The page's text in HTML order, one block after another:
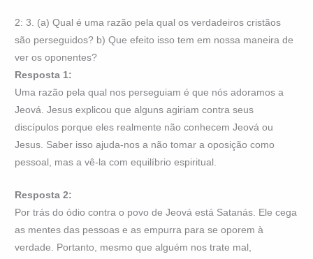
2: 3. (a) Qual é uma razão pela qual os verdadeiros cristãos
são perseguidos? b) Que efeito isso tem em nossa maneira de
ver os oponentes?
Resposta 1:
Uma razão pela qual nos perseguiam é que nós adoramos a
Jeová. Jesus explicou que alguns agiriam contra seus
discípulos porque eles realmente não conhecem Jeová ou
Jesus. Saber isso ajuda-nos a não tomar a oposição como
pessoal, mas a vê-la com equilíbrio espiritual.
Resposta 2:
Por trás do ódio contra o povo de Jeová está Satanás. Ele cega
as mentes das pessoas e as empurra para se oporem à
verdade. Portanto, mesmo que alguém nos trate mal,